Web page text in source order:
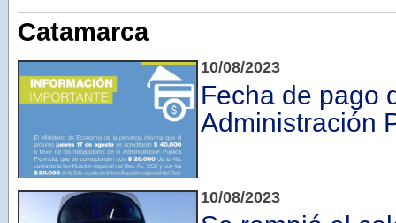
Catamarca
10/08/2023
Fecha de pago
Administración
10/08/2023